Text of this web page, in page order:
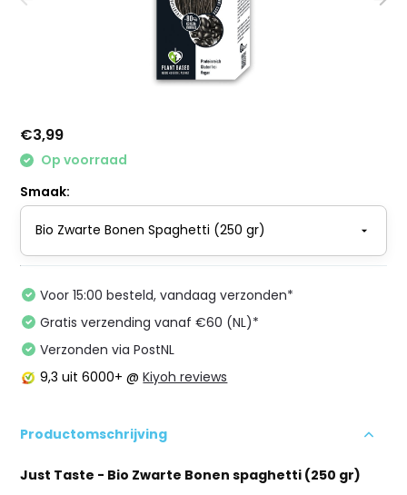
€3,99
Op voorraad
Smaak:
Voor 15:00 besteld, vandaag verzonden*
Gratis verzending vanaf €60 (NL)*
Verzonden via PostNL
9,3 uit 6000+ @Kiyoh reviews
Productomschrijving
Just Taste - Bio Zwarte Bonen spaghetti (250 gr)